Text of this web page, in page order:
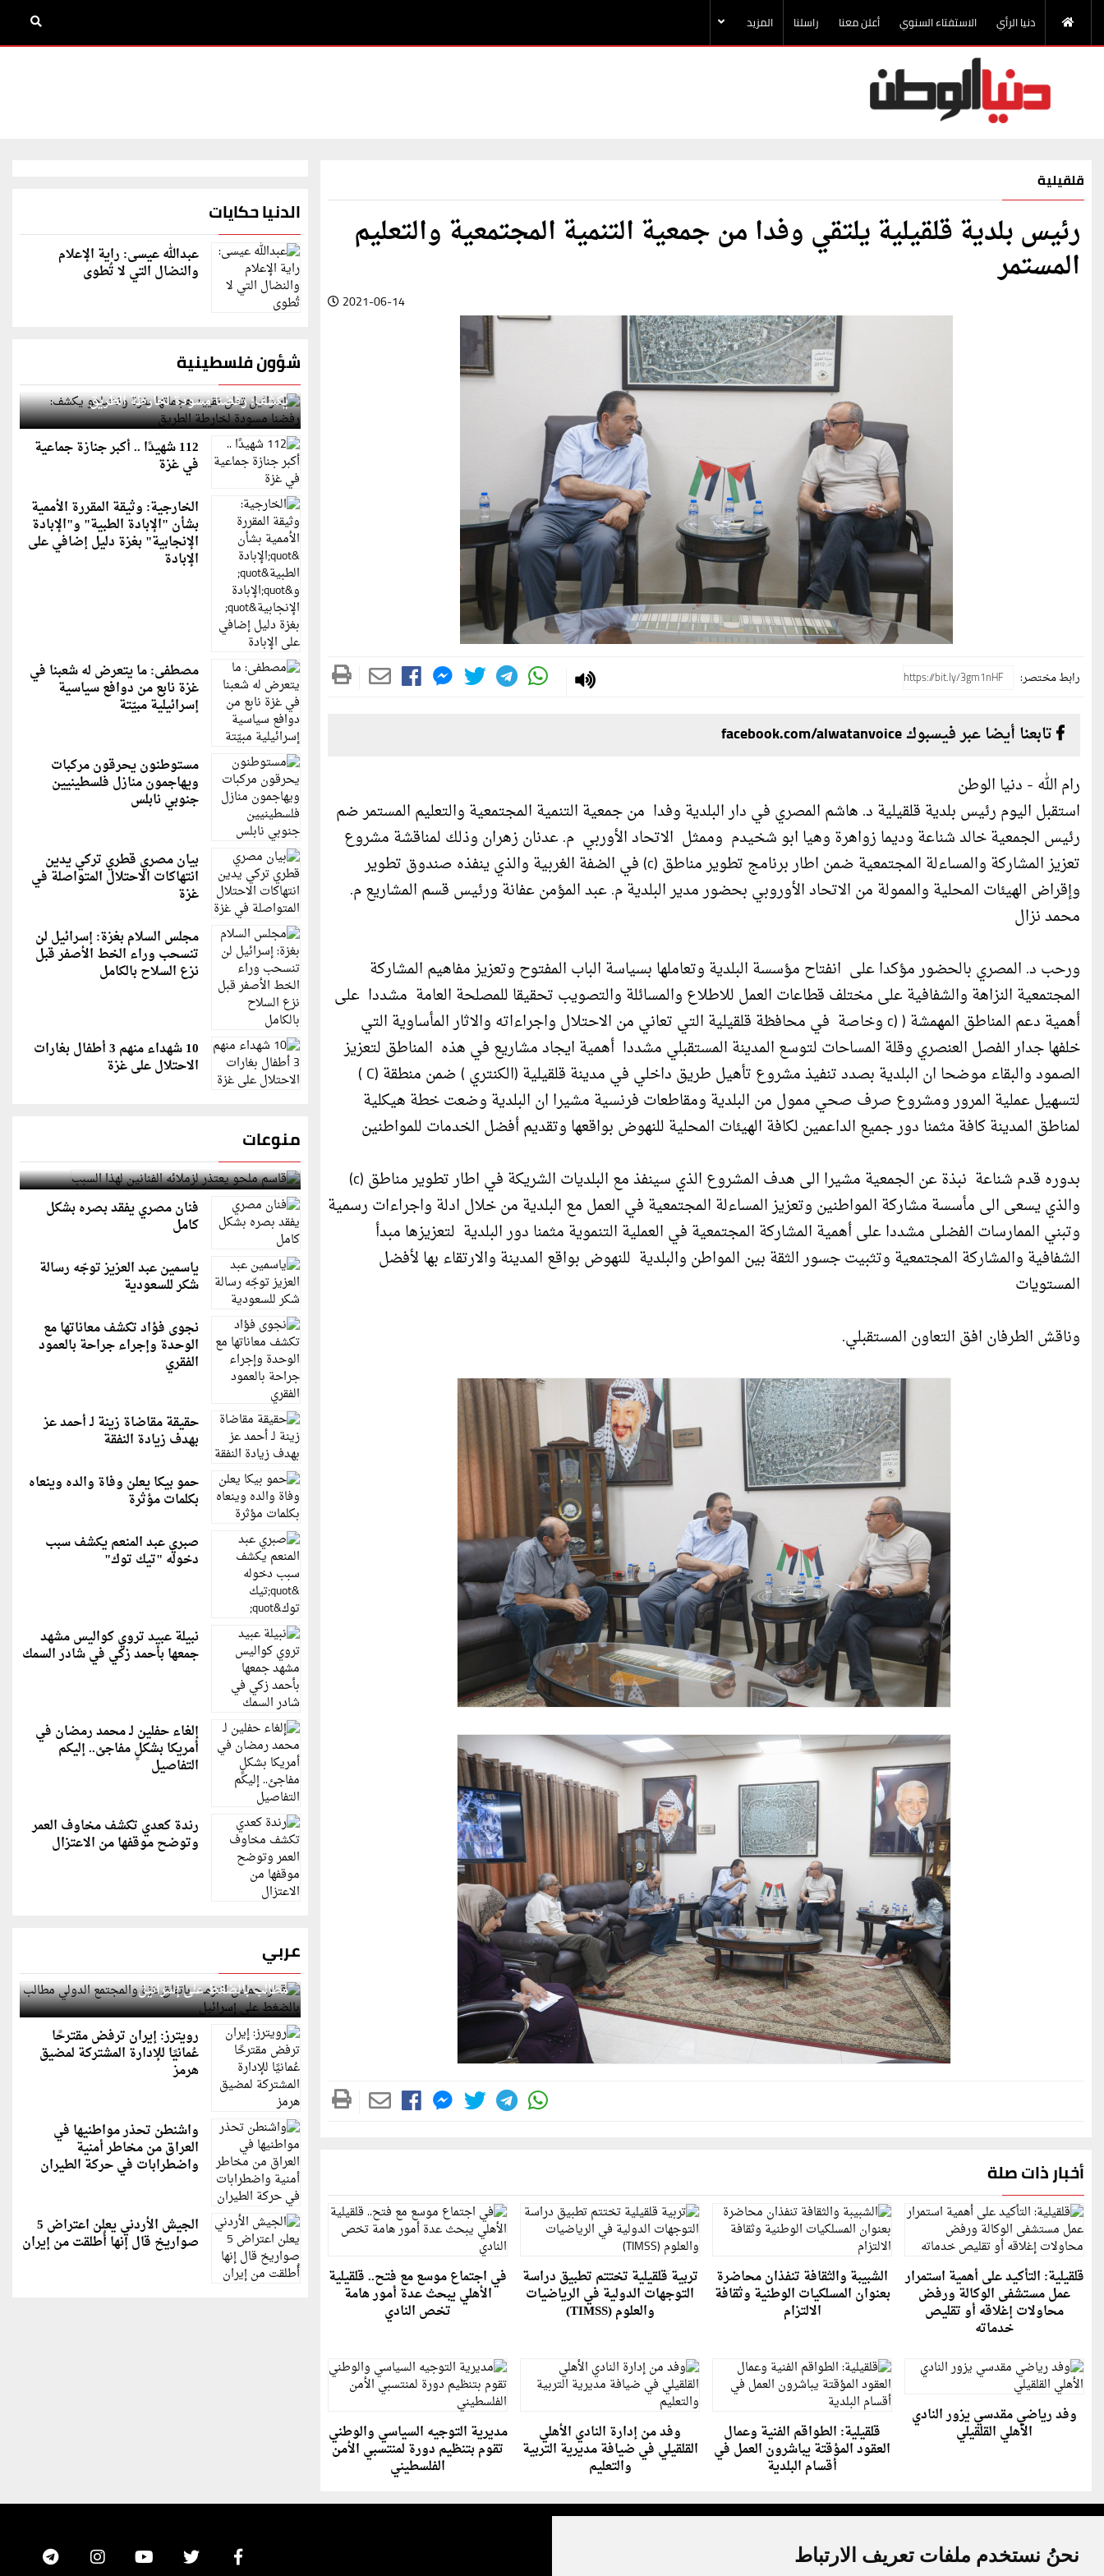
نحنُ نستخدم ملفات تعريف الارتباط
دنيا الرأي الاستفتاء السنوي أعلن معنا راسلنا المزيد
قلقيلية
رئيس بلدية قلقيلية يلتقي وفدا من جمعية التنمية المجتمعية والتعليم
المستمر
2021-06-14
رابط مختصر:
تابعنا أيضا عبر فيسبوك facebook.com/alwatanvoice
رام الله - دنيا الوطن
استقبل اليوم رئيس بلدية قلقيلية د. هاشم المصري في دار البلدية وفدا من جمعية التنمية المجتمعية والتعليم المستمر ضم
رئيس الجمعية خالد شناعة وديما زواهرة وهيا ابو شخيدم وممثل ‫ الاتحاد الأوربي م. عدنان زهران وذلك لمناقشة مشروع
تعزيز المشاركة والمساءلة المجتمعية ضمن اطار برنامج تطوير مناطق (c) في الضفة الغربية والذي ينفذه ‫صندوق تطوير
وإقراض الهيئات المحلية والممولة من الاتحاد الأوروبي بحضور مدير البلدية م. عبد المؤمن عفانة ورئيس قسم المشاريع م.
محمد نزال
ورحب د. المصري بالحضور مؤكدا على انفتاح مؤسسة البلدية وتعاملها بسياسة الباب المفتوح وتعزيز مفاهيم المشاركة
المجتمعية النزاهة والشفافية على مختلف قطاعات العمل للاطلاع والمسائلة والتصويب تحقيقا للمصلحة العامة مشددا على
أهمية دعم المناطق المهمشة ( (c وخاصة في محافظة قلقيلية التي تعاني من الاحتلال واجراءاته والاثار المأساوية التي
خلفها جدار الفصل العنصري وقلة المساحات لتوسع المدينة المستقبلي مشددا أهمية ايجاد مشاريع في هذه المناطق لتعزيز
الصمود والبقاء موضحا ان البلدية بصدد تنفيذ مشروع تأهيل طريق داخلي في مدينة قلقيلية (الكنتري ) ضمن منطقة (C )
لتسهيل عملية المرور ومشروع صرف صحي ممول من البلدية ومقاطعات فرنسية مشيرا ان البلدية وضعت خطة هيكلية
لمناطق المدينة كافة مثمنا دور جميع الداعمين لكافة الهيئات المحلية للنهوض بواقعها وتقديم أفضل الخدمات للمواطنين
بدوره قدم شناعة نبذة عن الجمعية مشيرا الى هدف المشروع الذي سينفذ مع البلديات الشريكة في اطار تطوير مناطق (c)
والذي يسعى الى مأسسة مشاركة المواطنين وتعزيز المساءلة المجتمعية في العمل مع البلدية من خلال ادلة واجراءات رسمية
وتبني الممارسات الفضلى مشددا على أهمية المشاركة المجتمعية في العملية التنموية مثمنا دور البلدية لتعزيزها مبدأ
الشفافية والمشاركة المجتمعية وتثبيت جسور الثقة بين المواطن والبلدية للنهوض بواقع المدينة والارتقاء بها لأفضل
المستويات
وناقش الطرفان افق التعاون المستقبلي.
أخبار ذات صلة
قلقيلية: التأكيد على أهمية استمرار
عمل مستشفى الوكالة ورفض
محاولات إغلاقه أو تقليص
خدماته
الشبيبة والثقافة تنفذان محاضرة
بعنوان المسلكيات الوطنية وثقافة
الالتزام
تربية قلقيلية تختتم تطبيق دراسة
التوجهات الدولية في الرياضيات
والعلوم (TIMSS)
في اجتماع موسع مع فتح.. قلقيلية
الأهلي يبحث عدة أمور هامة
تخص النادي
وفد رياضي مقدسي يزور النادي
الأهلي القلقيلي قلقيلية: الطواقم الفنية وعمال
العقود المؤقتة يباشرون العمل في
أقسام البلدية
وفد من إدارة النادي الأهلي
القلقيلي في ضيافة مديرية التربية
والتعليم
مديرية التوجيه السياسي والوطني
تقوم بتنظيم دورة لمنتسبي الأمن
الفلسطيني
الدنيا حكايات
عبدالله عيسى: راية الإعلام
والنضال التي لا تُطوى
شؤون فلسطينية
إسرائيل تعلن تقييد هجماتها بغزة ونتنياهو
يكشف: رفضنا مسودة لخارطة الطريق
112 شهيدًا .. أكبر جنازة جماعية
في غزة
الخارجية: وثيقة المقررة الأممية
بشأن "الإبادة الطبية" و"الإبادة
الإنجابية" بغزة دليل إضافي على
الإبادة
مصطفى: ما يتعرض له شعبنا في
غزة نابع من دوافع سياسية
إسرائيلية مبيّتة
مستوطنون يحرقون مركبات
ويهاجمون منازل فلسطينيين
جنوبي نابلس
بيان مصري قطري تركي يدين
انتهاكات الاحتلال المتواصلة في
غزة
مجلس السلام بغزة: إسرائيل لن
تنسحب وراء الخط الأصفر قبل
نزع السلاح بالكامل
10 شهداء منهم 3 أطفال بغارات
الاحتلال على غزة
منوعات
قاسم ملحو يعتذر لزملائه الفنانين لهذا السبب
فنان مصري يفقد بصره بشكل
كامل
ياسمين عبد العزيز توجّه رسالة
شكر للسعودية
نجوى فؤاد تكشف معاناتها مع
الوحدة وإجراء جراحة بالعمود
الفقري
حقيقة مقاضاة زينة لـ أحمد عز
بهدف زيادة النفقة
حمو بيكا يعلن وفاة والده وينعاه
بكلمات مؤثرة
صبري عبد المنعم يكشف سبب
دخوله "تيك توك"
نبيلة عبيد تروي كواليس مشهد
جمعها بأحمد زكي في شادر السمك
إلغاء حفلين لـ محمد رمضان في
أمريكا بشكلٍ مفاجئ.. إليكم
التفاصيل
رندة كعدي تكشف مخاوف العمر
وتوضح موقفها من الاعتزال
عربي
قطر: حماس التزمت باتفاق غزة والمجتمع الدولي
مطالب بالضغط على إسرائيل
رويترز: إيران ترفض مقترحًا
عُمانيًا للإدارة المشتركة لمضيق
هرمز
واشنطن تحذر مواطنيها في
العراق من مخاطر أمنية
واضطرابات في حركة الطيران
الجيش الأردني يعلن اعتراض 5
صواريخ قال إنها أُطلقت من إيران